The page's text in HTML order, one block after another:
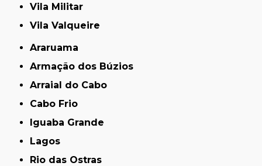
Vila Militar
Vila Valqueire
Araruama
Armação dos Búzios
Arraial do Cabo
Cabo Frio
Iguaba Grande
Lagos
Rio das Ostras